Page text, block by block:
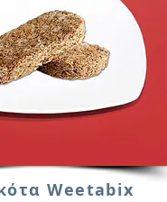
Weetabix